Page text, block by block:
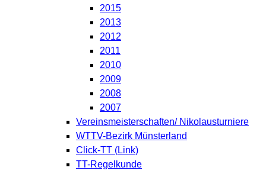
2015
2013
2012
2011
2010
2009
2008
2007
Vereinsmeisterschaften/ Nikolausturniere
WTTV-Bezirk Münsterland
Click-TT (Link)
TT-Regelkunde